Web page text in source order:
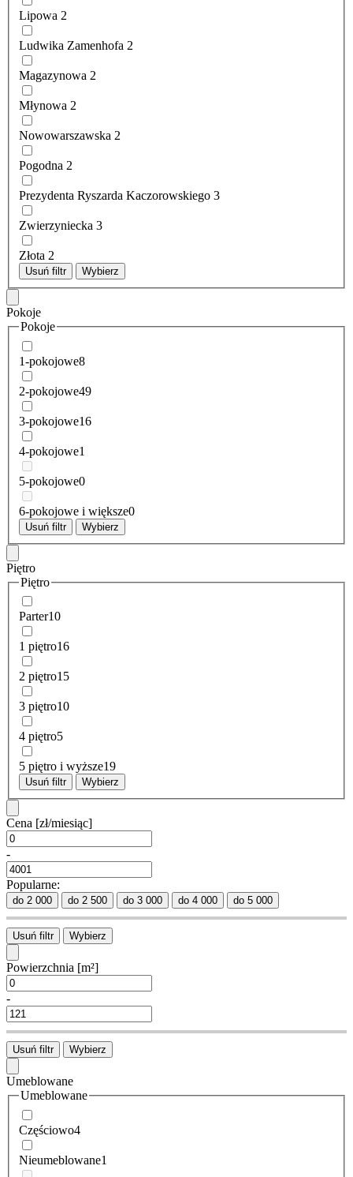
Lipowa 2
Ludwika Zamenhofa 2
Magazynowa 2
Młynowa 2
Nowowarszawska 2
Pogodna 2
Prezydenta Ryszarda Kaczorowskiego 3
Zwierzyniecka 3
Złota 2
Usuń filtr Wybierz
Pokoje
Pokoje
1-pokojowe8
2-pokojowe49
3-pokojowe16
4-pokojowe1
5-pokojowe0
6-pokojowe i większe0
Usuń filtr Wybierz
Piętro
Piętro
Parter10
1 piętro16
2 piętro15
3 piętro10
4 piętro5
5 piętro i wyższe19
Usuń filtr Wybierz
Cena [zł/miesiąc]
-
Popularne:
do 2 000 do 2 500 do 3 000 do 4 000 do 5 000
Usuń filtr Wybierz
Powierzchnia [m²]
-
Usuń filtr Wybierz
Umeblowane
Umeblowane
Częściowo4
Nieumeblowane1